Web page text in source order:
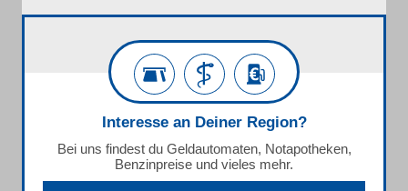
Interesse an Deiner Region?
Bei uns findest du Geldautomaten, Notapotheken,
Benzinpreise und vieles mehr.